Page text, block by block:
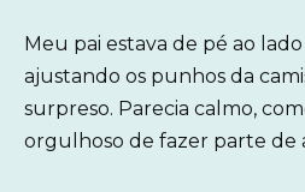
Meu pai estava de pé ao
ajustando os punhos da
surpreso. Parecia calmo,
orgulhoso de fazer parte de